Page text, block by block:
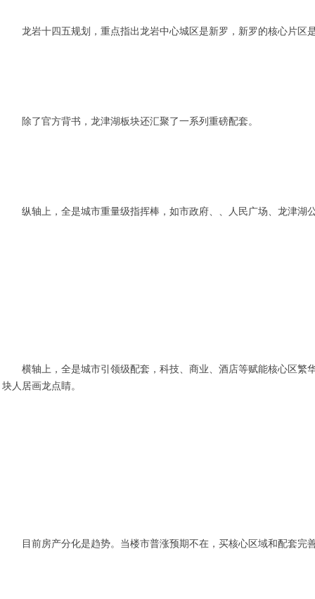
龙岩十四五规划，重点指出龙岩中心城区是新罗，新罗的核心片区
除了官方背书，龙津湖板块还汇聚了一系列重磅配套。
纵轴上，全是城市重量级指挥棒，如市政府、、人民广场、龙津
横轴上，全是城市引领级配套，科技、商业、酒店等赋能核心区
块人居画龙点睛。
目前房产分化是趋势。当楼市普涨预期不在，买核心区域和配套